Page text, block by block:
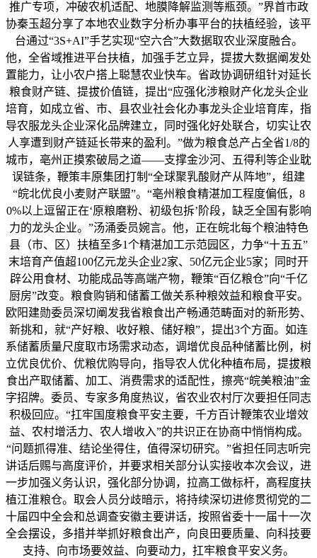
推广专项，冲破农机适配、地膜降解监测等瓶颈。”界首市政
协秦玉超分享了本地农业数字分析办事平台的扶植经验，该平
台通过“3S+AI”手艺实现“空六合”大数据取农业深度融合。
他，全省域推进平台扶植，加强手艺立异，提拔大数据阐发处
置能力，让小农户搭上聪慧农业快车。省政协调研组针对延长
粮食财产链、提拔价值链，提出“应强化涉粮财产化龙头企业
培育，如成立省、市、县农业社会化办事龙头企业培育库，指
导农服龙头企业深化品牌建立，同时强化好处联合，切实让农
人享遭到财产链延长带来的盈利。”做为粮食总产占全省1/8的
城市，亳州正摸索破局之道——支撑金沙河、五得利等企业耽
误链条，鞭策丰原集团打制“全球聚乳酸财产从阵地”，组建
“皖北优良小麦财产联盟”。“亳州粮食精湛加工程度偏低，8
0%以上逗留正在‘原粮磨粉、初级包拆’阶段，缺乏全国有影响
力的龙头企业。”汤涌委员婉言。他，正在皖北每个粮油特色
县（市、区）扶植至多1个精湛加工示范园区，力争“十五五”
末培育产值超100亿元龙头企业2家、50亿元企业5家；同时开
辟公用食材、功能成品等高端产物，鞭策“百亿粮仓”向“千亿
厨房”改变。粮食购销和储蓄工做关系种粮效益和粮食平安。
欧阳建勋委员深切阐发我省粮食出产畅通范畴面对的新形势、
新挑和，就“产好粮、收好粮、储好粮”，提出3个方面。如连
系储蓄质量尺度取市场需求动态，调增优良品种储蓄比例，树
立优良优价、优粮优购导向，指导农人优化种植布局，提拔粮
食出产取储蓄、加工、消费需求的适配性，擦亮“皖美粮油”金
字招牌。委员、专家多角度热议，省农业农村厅次要担任同志
积极回应。“扛牢国度粮食平安主要，千方百计鞭策农业增效
益、农村增活力、农人增收入”的共识正在协商中悄悄构成。
“问题抓得准、结论坐得住，值得深切研究。”省担任同志听完
讲话后赐与高度评价，并要求相关部分认实接收本次会议，进
一步加强义务认识，强化部分协调，拉高工做标杆，高程度扶
植江淮粮仓。取会人员分歧暗示，将持续深切进修贯彻党的二
十届四中全会和总调查安徽主要讲话，按照省委十一届十一次
全会摆设，多措并举抓好粮食出产，向良田要质量、向科技要
支持、向市场要效益、向要动力，扛牢粮食平安义务。